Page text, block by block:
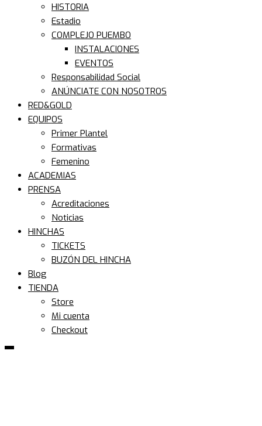
HISTORIA
Estadio
COMPLEJO PUEMBO
INSTALACIONES
EVENTOS
Responsabilidad Social
ANÚNCIATE CON NOSOTROS
RED&GOLD
EQUIPOS
Primer Plantel
Formativas
Femenino
ACADEMIAS
PRENSA
Acreditaciones
Noticias
HINCHAS
TICKETS
BUZÓN DEL HINCHA
Blog
TIENDA
Store
Mi cuenta
Checkout